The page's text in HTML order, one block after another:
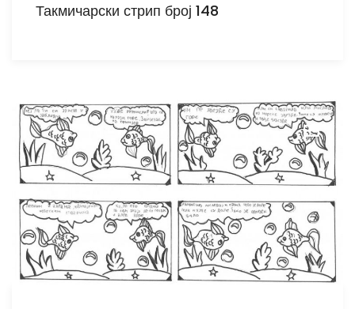
Такмичарски стрип број 148